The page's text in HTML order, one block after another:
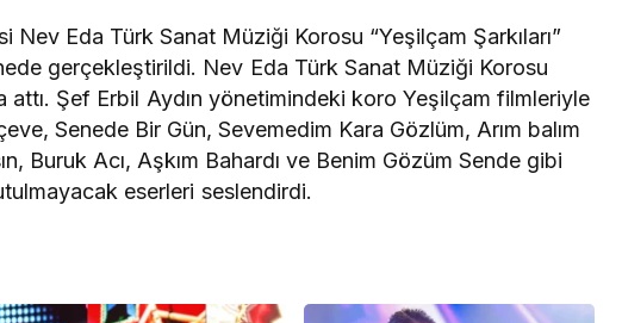
Nev Eda Türk Sanat Müziği Korosu “Yeşilçam Şarkıları”
gerçekleştirildi. Nev Eda Türk Sanat Müziği Korosu
Şef Erbil Aydın yönetimindeki koro Yeşilçam filmleriyle
Senede Bir Gün, Sevemedim Kara Gözlüm, Arım balım
Buruk Acı, Aşkım Bahardı ve Benim Gözüm Sende gibi
eserleri seslendirdi.
Külliye’de kabul etti